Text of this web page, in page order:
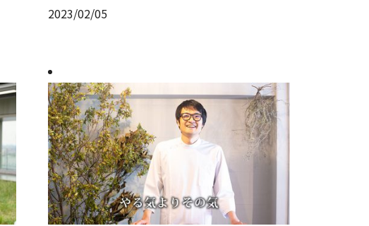
2023/02/05